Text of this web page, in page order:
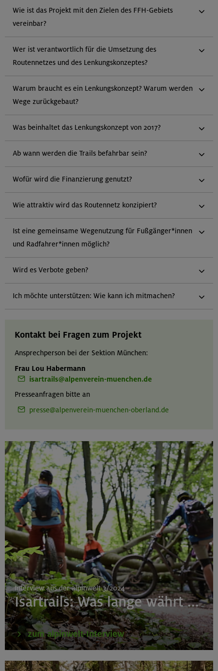
Wie ist das Projekt mit den Zielen des FFH-Gebiets
vereinbar?
Wer ist verantwortlich für die Umsetzung des
Routennetzes und des Lenkungskonzeptes?
Warum braucht es ein Lenkungskonzept? Warum werden
Wege zurückgebaut?
Was beinhaltet das Lenkungskonzept von 2017?
Ab wann werden die Trails befahrbar sein?
Wofür wird die Finanzierung genutzt?
Wie attraktiv wird das Routennetz konzipiert?
Ist eine gemeinsame Wegenutzung für Fußgänger*innen
und Radfahrer*innen möglich?
Wird es Verbote geben?
Ich möchte unterstützen: Wie kann ich mitmachen?
Kontakt bei Fragen zum Projekt
Ansprechperson bei der Sektion München:
Frau Lou Habermann
isartrails@alpenverein-muenchen.de
Presseanfragen bitte an
presse@alpenverein-muenchen-oberland.de
Interview aus der alpinwelt 3/2024
Isartrails: Was lange währt ...
zum alpinwelt-Interview